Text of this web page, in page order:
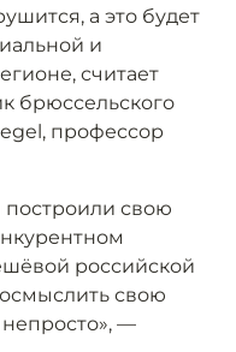
а это будет
и
считает
брюссельского
профессор
построили свою
российской
свою
—